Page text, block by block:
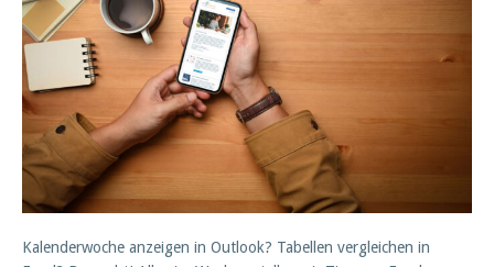
Kalenderwoche anzeigen in Outlook? Tabellen vergleichen in